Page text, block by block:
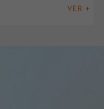
VER +